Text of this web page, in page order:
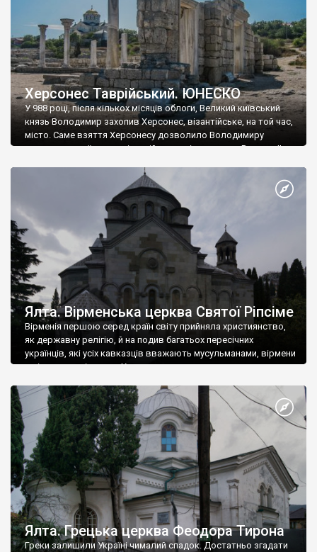
Херсонес Таврійський. ЮНЕСКО
У 988 році, після кількох місяців облоги, Великий київський
князь Володимир захопив Херсонес, візантійське, на той час,
місто. Саме взяття Херсонесу дозволило Володимиру
диктувати свої умови візантійському імператору Василю ІІ, та
Херсонесі Володимир-язичник, став Василем-християнином.
А потім було Хрещення Русі. На честь Херсонесу Таврійського
Ялта. Вірменська церква Святої Ріпсіме
Вірменія першою серед країн світу прийняла християнство,
як державну релігію, й на подив багатьох пересічних
українців, які усіх кавказців вважають мусульманами, вірмени
є відданими вірянами Христа
Ялта. Грецька церква Феодора Тирона
Греки залишили Україні чималий спадок. Достатньо згадати